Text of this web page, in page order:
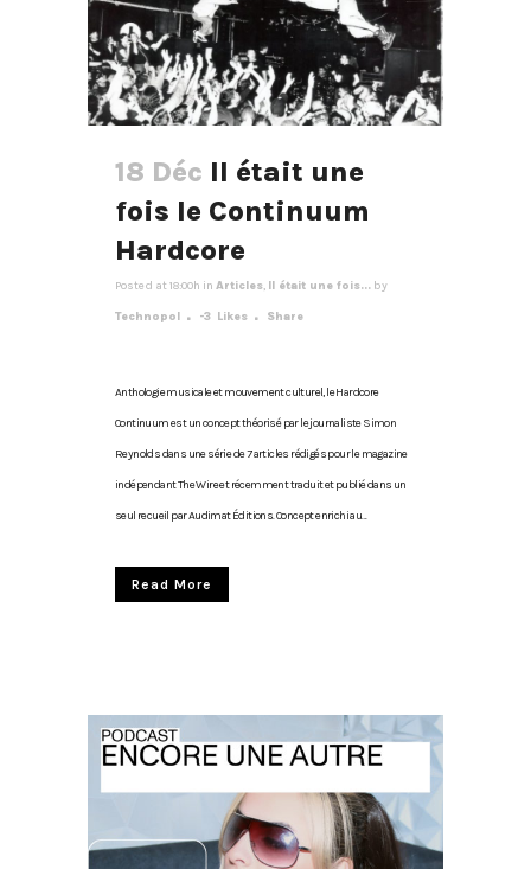
18 Déc Il était une
fois le Continuum
Hardcore
Posted at 18:00h in Articles, Il était une fois... by
Technopol -3 Likes Share
Anthologie musicale et mouvement culturel, le Hardcore
Continuum est un concept théorisé par le journaliste Simon
Reynolds dans une série de 7 articles rédigés pour le magazine
indépendant The Wire et récemment traduit et publié dans un
seul recueil par Audimat Éditions. Concept enrichi au...
Read More